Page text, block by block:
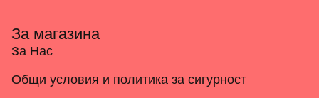
За магазина
За Нас
Общи условия и политика за сигурност